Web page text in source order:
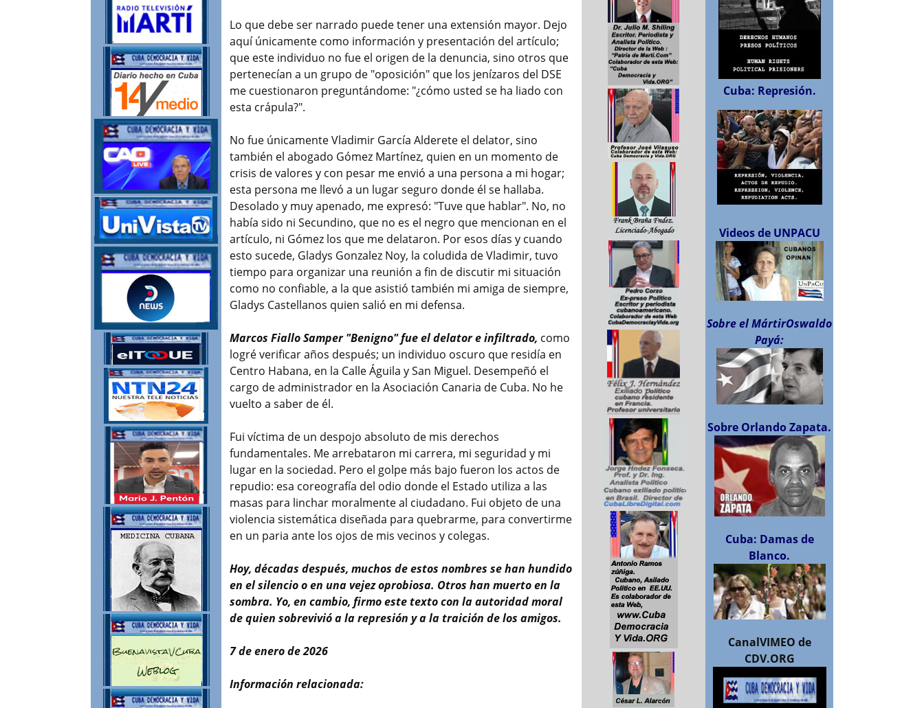
Lo que debe ser narrado puede tener una extensión mayor. Dejo
aquí únicamente como información y presentación del artículo;
que este individuo no fue el origen de la denuncia, sino otros que
pertenecían a un grupo de "oposición" que los jenízaros del DSE
me cuestionaron preguntándome: "¿cómo usted se ha liado con
esta crápula?".
No fue únicamente Vladimir García Alderete el delator, sino
también el abogado Gómez Martínez, quien en un momento de
crisis de valores y con pesar me envió a una persona a mi hogar;
esta persona me llevó a un lugar seguro donde él se hallaba.
Desolado y muy apenado, me expresó: "Tuve que hablar". No, no
había sido ni Secundino, que no es el negro que mencionan en el
artículo, ni Gómez los que me delataron. Por esos días y cuando
esto sucede, Gladys Gonzalez Noy, la coludida de Vladimir, tuvo
tiempo para organizar una reunión a fin de discutir mi situación
como no confiable, a la que asistió también mi amiga de siempre,
Gladys Castellanos quien salió en mi defensa.
Marcos Fiallo Samper "Benigno" fue el delator e infiltrado, como
logré verificar años después; un individuo oscuro que residía en
Centro Habana, en la Calle Águila y San Miguel. Desempeñó el
cargo de administrador en la Asociación Canaria de Cuba. No he
vuelto a saber de él.
Fui víctima de un despojo absoluto de mis derechos
fundamentales. Me arrebataron mi carrera, mi seguridad y mi
lugar en la sociedad. Pero el golpe más bajo fueron los actos de
repudio: esa coreografía del odio donde el Estado utiliza a las
masas para linchar moralmente al ciudadano. Fui objeto de una
violencia sistemática diseñada para quebrarme, para convertirme
en un paria ante los ojos de mis vecinos y colegas.
Hoy, décadas después, muchos de estos nombres se han hundido
en el silencio o en una vejez oprobiosa. Otros han muerto en la
sombra. Yo, en cambio, firmo este texto con la autoridad moral
de quien sobrevivió a la represión y a la traición de los amigos.
7 de enero de 2026
Información relacionada:
Cuba: Represión.
Videos de UNPACU
Sobre el MártirOswaldo
Payá:
Sobre Orlando Zapata.
Cuba: Damas de
Blanco.
CanalVIMEO de
CDV.ORG